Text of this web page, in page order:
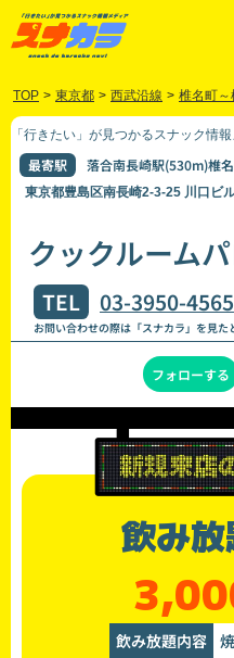
TOP > 東京都 > 西武沿線 > 椎名町～
「行きたい」が見つかるスナック情
最寄駅 落合南長崎駅(530m)椎
東京都豊島区南長崎2-3-25 川口ビ
クックルーム
TEL 03-3950-4565
お問い合わせの際は「スナカラ」を見た
フォローする
飲み
飲み放題内容